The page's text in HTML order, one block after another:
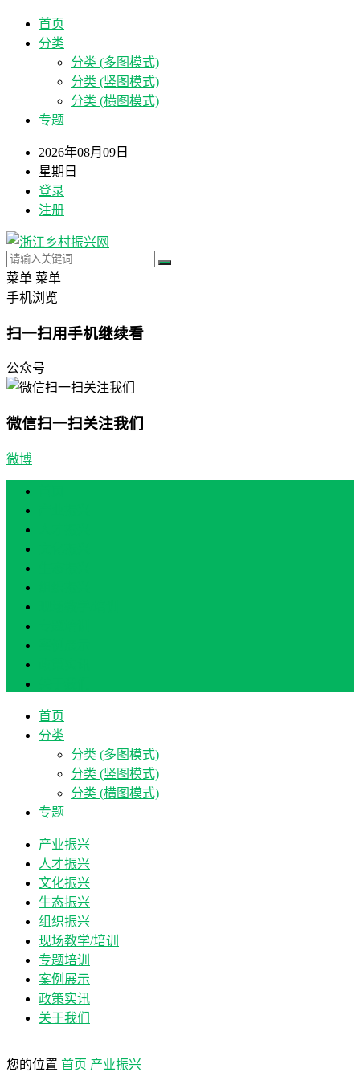
首页
分类
分类 (多图模式)
分类 (竖图模式)
分类 (横图模式)
专题
2026年08月09日
星期日
登录
注册
菜单 菜单
手机浏览
扫一扫用手机继续看
公众号
微信扫一扫关注我们
微博
首页
分类
分类 (多图模式)
分类 (竖图模式)
分类 (横图模式)
专题
产业振兴
人才振兴
文化振兴
生态振兴
组织振兴
现场教学/培训
专题培训
案例展示
政策实讯
关于我们
您的位置 首页 产业振兴